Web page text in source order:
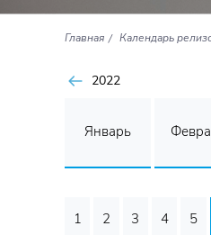
Главная Календарь
2022
Январь
1 2 3 4 5